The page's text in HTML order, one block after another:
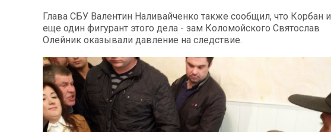
Глава СБУ Валентин Наливайченко также сообщил, что Корбан и
еще один фигурант этого дела - зам Коломойского Святослав
Олейник оказывали давление на следствие.